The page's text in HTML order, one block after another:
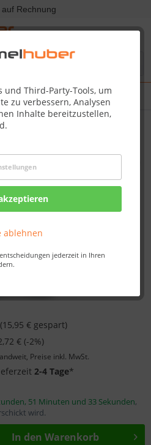
auf Rechnung
und Third-Party-Tools, um
zu verbessern, Analysen
Inhalte bereitzustellen,
ablehnen
jederzeit in Ihren
365 Seitentische
(15,95 € gespart)
€ (-2%)
Preise inkl. MwSt.
2-4 Tage*
51 Minuten und 33 Sekunden,
wird.
In den Warenkorb